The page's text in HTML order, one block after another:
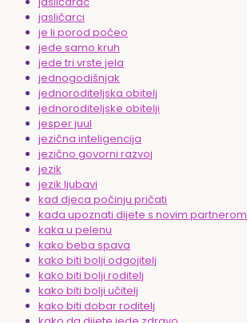
jasličarci
je li porod počeo
jede samo kruh
jede tri vrste jela
jednogodišnjak
jednoroditeljska obitelj
jednoroditeljske obitelji
jesper juul
jezična inteligencija
jezično govorni razvoj
jezik
jezik ljubavi
kad djeca počinju pričati
kada upoznati dijete s novim partnerom
kaka u pelenu
kako beba spava
kako biti bolji odgojitelj
kako biti bolji roditelj
kako biti bolji učitelj
kako biti dobar roditelj